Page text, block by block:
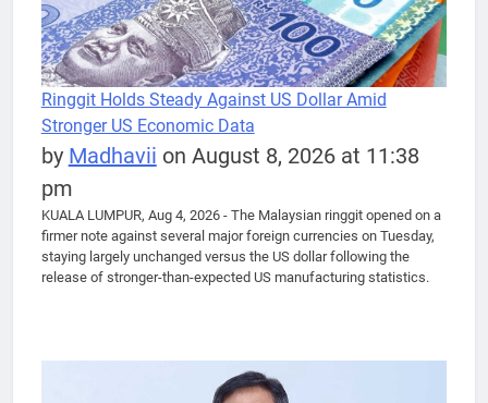
Ringgit Holds Steady Against US Dollar Amid
Stronger US Economic Data
by Madhavii on August 8, 2026 at 11:38
pm
KUALA LUMPUR, Aug 4, 2026 - The Malaysian ringgit opened on a
firmer note against several major foreign currencies on Tuesday,
staying largely unchanged versus the US dollar following the
release of stronger-than-expected US manufacturing statistics.